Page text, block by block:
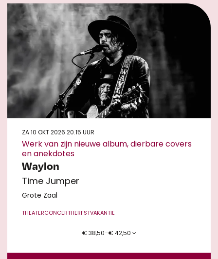
Waylon
Time Jumper
Werk van zijn nieuwe album, dierbare covers
en anekdotes
ZA 10 OKT 2026 20.15 UUR
Grote Zaal
THEATERCONCERTHERFSTVAKANTIE
€ 38,50–€ 42,50